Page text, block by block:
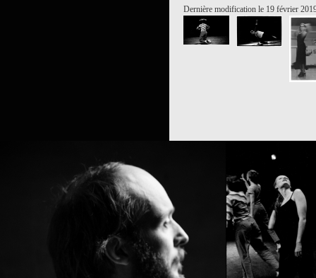
Dernière modification le 19 février